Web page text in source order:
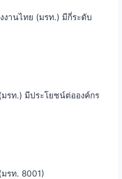
งานไทย (มรท.) มีกี่ระดับ
รท.) มีประโยชน์ต่อองค์กร
รท. 8001)